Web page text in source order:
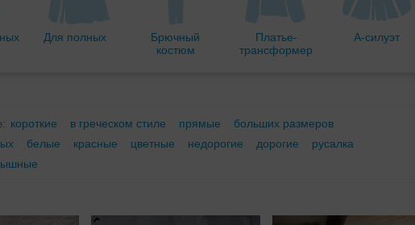
Для полных
Брючный
костюм
Платье-
трансформер
А-силуэт
короткие в греческом стиле прямые
больших размеров
белые красные цветные недорогие дорогие
русалка